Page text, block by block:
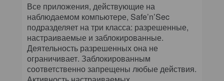
Все приложения, действующие на
наблюдаемом компьютере, Safe’n’Sec
подразделяет на три класса: разрешенные,
настраиваемые и заблокированные.
Деятельность разрешенных она не
ограничивает. Заблокированным
соответственно запрещены любые действия.